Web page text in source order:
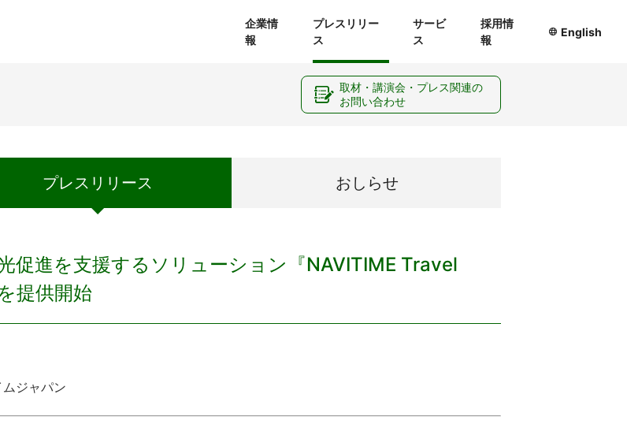
企業情
報
プレスリリー
ス
サービ
ス
採用情
報
English
プレス リリース おしらせ
促進を支援するソリューション『NAVITIME Travel
提供開始
ジャパン
取材・講演会・プレス関連の
お問い合わせ